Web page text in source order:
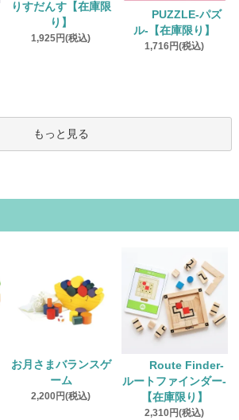
りすだんす【在庫限
り】
1,925円(税込)
PUZZLE‐パズ
ル‐【在庫限り】
1,716円(税込)
もっと見る
お月さまバランスゲ
ーム
2,200円(税込)
Route Finder‐
ルートファインダー‐
【在庫限り】
2,310円(税込)